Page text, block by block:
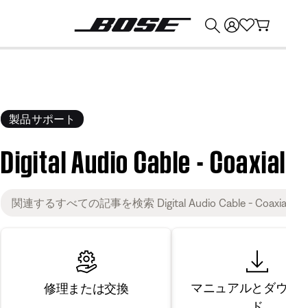
製品サポート
Digital Audio Cable - Coaxial
修理または交換
マニュアルとダ